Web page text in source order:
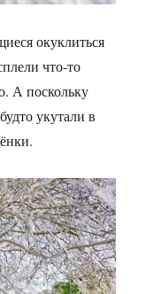
окуклиться
что-то
А поскольку
укутали в